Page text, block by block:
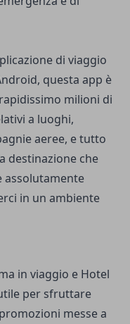
di viaggio
questa app è
milioni di
a luoghi,
aeree, e tutto
destinazione che
assolutamente
in un ambiente
in viaggio e Hotel
per sfruttare
messe a